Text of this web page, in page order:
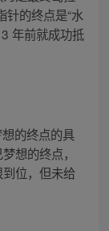
的终点是“水
年前就成功抵
的终点的具
想的终点，
位，但未给